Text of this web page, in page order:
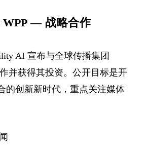
— 战略合作
AI 宣布与全球传播集团
并获得其投资。公开目标是开
的创新新时代，重点关注媒体